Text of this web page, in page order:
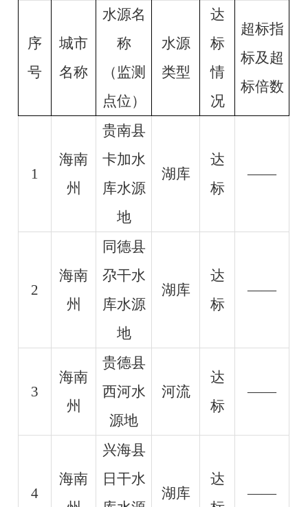
序
号
城市
名称
水源名
称
（监测
点位）
水源
类型
达
标
情
况
超标指
标及超
标倍数
1
海南
州
贵南县
卡加水
库水源
地
湖库
达
标
——
2
海南
州
同德县
尕干水
库水源
地
湖库
达
标
——
3
海南
州
贵德县
西河水
源地
河流
达
标
——
4
海南
兴海县
日干水
湖库
达
——